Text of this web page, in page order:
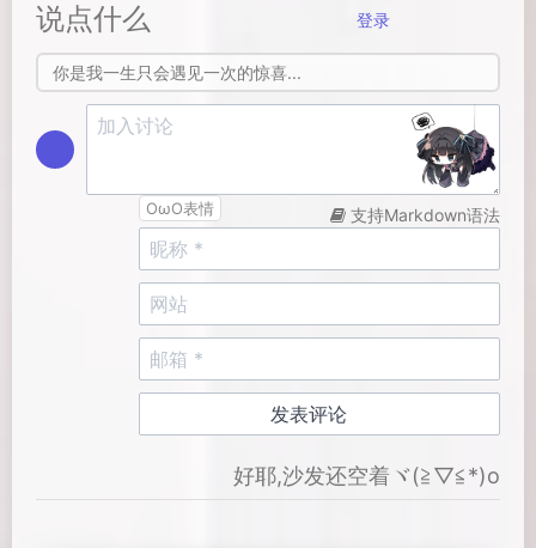
说点什么 登录
你是我一生只会遇见一次的惊喜...
OωO表情 支持Markdown语法
好耶,沙发还空着ヾ(≧▽≦*)o